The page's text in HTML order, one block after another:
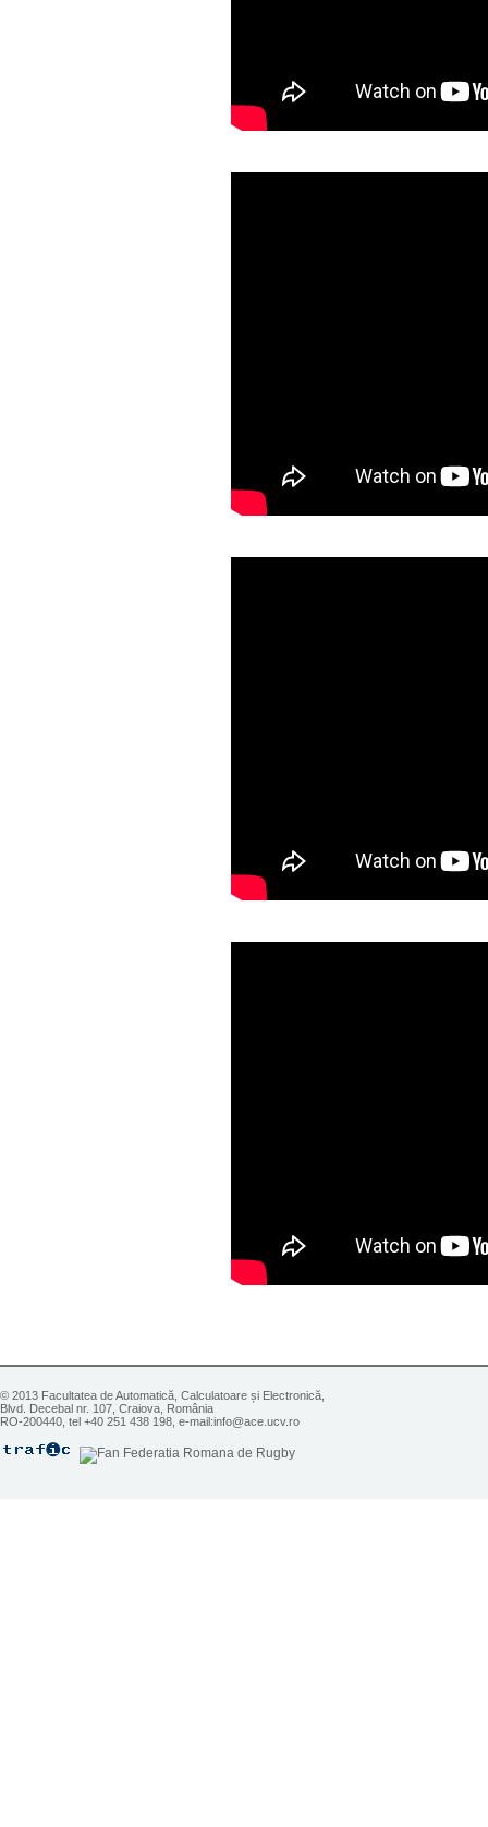
© 2013 Facultatea de Automatică, Calculatoare și Electronică,
Blvd. Decebal nr. 107, Craiova, România
RO-200440, tel +40 251 438 198, e-mail:info@ace.ucv.ro